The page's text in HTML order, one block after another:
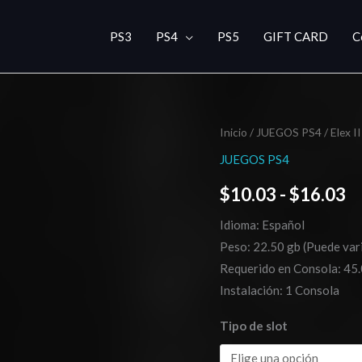
PS3 PS4 PS5 GIFT CARD
Inicio / JUEGOS PS4/ Elex II
JUEGOS PS4
$10.03 -$16.03
Idioma: Español
Peso: 22.50 gb (Puede
Requerido en Consola:
Instalación: 1 Consola
Tipo de slot
Elex
II